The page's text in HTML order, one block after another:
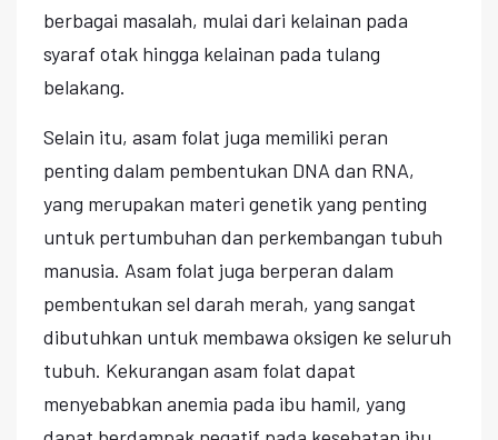
berbagai masalah, mulai dari kelainan pada
syaraf otak hingga kelainan pada tulang
belakang.
Selain itu, asam folat juga memiliki peran
penting dalam pembentukan DNA dan RNA,
yang merupakan materi genetik yang penting
untuk pertumbuhan dan perkembangan tubuh
manusia. Asam folat juga berperan dalam
pembentukan sel darah merah, yang sangat
dibutuhkan untuk membawa oksigen ke seluruh
tubuh. Kekurangan asam folat dapat
menyebabkan anemia pada ibu hamil, yang